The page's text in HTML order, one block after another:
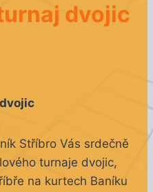
dvojic
Stříbro Vás srdečně
turnaje dvojic,
na kurtech Baníku